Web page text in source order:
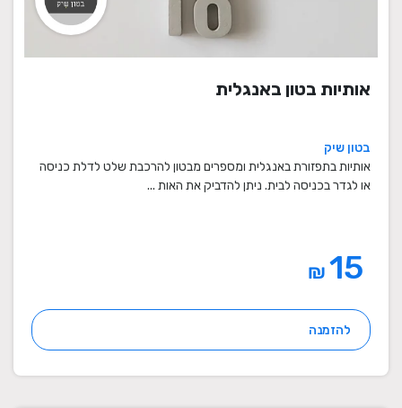
אותיות בטון באנגלית
בטון שיק
אותיות בתפזורת באנגלית ומספרים מבטון להרכבת שלט לדלת כניסה
או לגדר בכניסה לבית. ניתן להדביק את האות ...
₪
להזמנה